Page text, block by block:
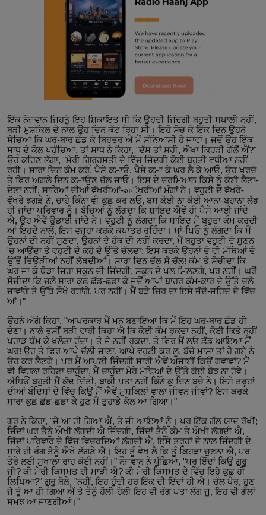
ਇੱਕ ਨੌਜਵਾਨ ਜਿਹਨੂੰ ਇਹ ਸ਼ਿਕਾਇਤ ਸੀ ਕਿ ਉਹਦੀ ਜਿੰਦਗੀ ਬਹੁਤੀ ਸਖਾਲੀ ਨਹੀਂ,
ਬੜੀ ਮੁਸ਼ਕਿਲ ਦੇ ਨਾਲ ਉਹ ਦਿਨ ਕੱਟ ਰਿਹਾ ਸੀ। ਇਹੋ ਸੋਚ ਕੇ ਇੱਕ ਦਿਨ ਉਹਨੇ
ਸੋਚਿਆ ਕਿ ਘਰ-ਬਾਰ ਛੱਡ ਕੇ ਬਿਹਤਰ ਐ ਮੈਂ ਸੰਨਿਆਸੀ ਹੋ ਜਾਵਾਂ। ਜਦੋਂ ਉਹ ਇੱਕ
ਸਾਧੂ ਦੇ ਕੋਲ ਪਹੁੰਚਿਆ, ਤਾਂ ਸਾਧ ਨੇ ਕਿਹਾ, "ਦੱਸ ਤਾਂ ਸਹੀ, ਔਖਾ ਕਿਹੜੀ ਗੱਲੋਂ ਐਂ?"
ਉਹ ਕਹਿਣ ਲੱਗਾ, "ਮੇਰੀ ਗ੍ਰਿਹਸਤੀ ਦੇ ਵਿੱਚ ਜਿੰਦਗੀ ਕੋਈ ਬਹੁਤੀ ਵਧੀਆ ਨਹੀਂ
ਰਹੀ। ਸਾਰਾ ਦਿਨ ਕੰਮ ਕਰੋ, ਪੈਸੇ ਕਮਾਓ, ਪੈਸੇ ਕਮਾ ਕੇ ਘਰ ਲੈ ਕੇ ਆਓ, ਉਹ ਖਰਚੋ
ਤੇ ਫਿਰ ਅਗਲੇ ਦਿਨ ਕਮਾਉਣ ਚੱਲ ਜਾਓ। ਇਸ ਦੇ ਦਰਮਿਆਨ ਕਿਸੇ ਨੂੰ ਕੋਈ ਲੈਣਾ-
ਦੇਣਾ ਨਹੀਂ, ਸਾਰਿਆਂ ਦੀਆਂ ਵੱਖਰੀਆਂ-வੱਖਰੀਆਂ ਮੰਗਾਂ ਨੇ। ਵਹੁਟੀ ਦੇ ਵੱਖਰੇ-
ਵੱਖਰੇ ਝਗੜੇ ਨੇ, ਚਾਹੇ ਕਿੰਨਾ ਵੀ ਕੁਛ ਕਰ ਲਓ, ਬਸ ਕੋਈ ਨਾ ਕੋਈ ਆਨਾ-ਬਹਾਨਾ ਲੱਭ
ਹੀ ਜਾਂਦਾ ਪਰਿਵਾਰ ਨੂੰ। ਬੱਚਿਆਂ ਨੂੰ ਲੱਗਦਾ ਕਿ ਸ਼ਾਇਦ ਐਵੇਂ ਹੀ ਪੈਸੇ ਆਈ ਜਾਂਦੇ
ਐ, ਉਹ ਐਵੇਂ ਉਡਾਈ ਜਾਂਦੇ ਨੇ। ਵਹੁਟੀ ਨੂੰ ਲੱਗਦਾ ਕਿ ਸ਼ਾਇਦ ਮੈਂ ਬਹੁਤਾ ਕੰਮ ਕਰਦੀ
ਆਂ ਇਹਦੇ ਨਾਲੋਂ, ਇਸ ਵਜ੍ਹਾ ਕਰਕੇ ਕਪਾਤਰ ਰਹਿੰਦਾ। ਮਾਂ-ਪਿਓ ਨੂੰ ਲੱਗਦਾ ਕਿ ਮੈਂ
ਉਹਨਾਂ ਦੀ ਨਹੀਂ ਸੁਣਦਾ, ਉਹਨਾਂ ਦੇ ਹੱਕ ਦੀ ਨਹੀਂ ਕਰਦਾ, ਮੈਂ ਬਹੁਤਾ ਵਹੁਟੀ ਦੇ ਸੁਣਨ
'ਚ ਆਉਂਦਾ ਤੇ ਵਹੁਟੀ ਦੇ ਕਹੇ ਦੇ ਉੱਤੇ ਚੱਲਦਾ; ਇਸ ਕਰਕੇ ਉਹਨਾਂ ਦੇ ਵੀ ਮੱਥਿਆਂ ਦੇ
ਉੱਤੋਂ ਤਿਉੜੀਆਂ ਨਹੀਂ ਲੱਥਦੀਆਂ। ਸਾਰਾ ਦਿਨ ਚੱਲ ਸੋ ਚੱਲ! ਕੰਮ ਤੇ ਸੋਚੀਦਾ ਕਿ
ਘਰ ਜਾ ਕੇ ਥੋੜਾ ਜਿਹਾ ਸਕੂਨ ਦੀ ਜਿੰਦਗੀ, ਸਕੂਨ ਦੇ ਪਲ ਮਿਲਣਗੇ, ਪਰ ਨਹੀਂ। ਘਰੋਂ
ਸੋਚੀਦਾ ਕਿ ਚਲੋ ਸਾਰਾ ਕੁਛ ਛੱਡ-ਛਡਾ ਕੇ ਜਦੋਂ ਆਪਾਂ ਬਾਹਰ ਕੰਮ-ਕਾਰ ਦੇ ਉੱਤੇ ਚਲੇ
ਜਾਵਾਂਗੇ ਤੇ ਉੱਥੇ ਸੌਖੇ ਰਹਾਂਗੇ, ਪਰ ਨਹੀਂ। ਮੈਂ ਬੜੇ ਚਿਰ ਦਾ ਇਸੇ ਜੱਦੋ-ਜਹਿਦ ਦੇ ਵਿੱਚ
ਆਂ।"
ਉਹਨੇ ਅੱਗੇ ਕਿਹਾ, "ਆਖਰਕਾਰ ਮੈਂ ਮਨ ਬਣਾਇਆ ਕਿ ਮੈਂ ਇਹ ਘਰ-ਬਾਰ ਛੱਡ ਹੀ
ਦੇਣਾ। ਨਾਲੇ ਤੁਸੀਂ ਬੜੀ ਵਾਰੀ ਕਿਹਾ ਐ ਕਿ ਕੋਈ ਕੰਮ ਰੁਕਦਾ ਨਹੀਂ, ਕੋਈ ਕਿਤੇ ਨਹੀਂ
ਪਹਾੜ ਥੰਮ ਕੇ ਖਲੋਤਾ ਹੁੰਦਾ। ਤੇ ਜੇ ਨਹੀਂ ਰੁਕਦਾ, ਤੇ ਫਿਰ ਮੈਂ ਲਓ ਛੱਡ ਆਇਆ ਮੈਂ
ਘਰ! ਉਹ ਤੇ ਫਿਰ ਆਪੇ ਚੱਲੀ ਜਾਣਾ, ਆਪੇ ਵਹੁਟੀ ਕਰ ਲੂ, ਬੱਚੇ ਮਾਸਾ ਤਾਂ ਹੋ ਗਏ ਨੇ
ਉਹ ਕਰ ਲੈਣਗੇ। ਪਰ ਮੈਂ ਆਪਣੀ ਜਿੰਦਗੀ ਸਾਰੀ ਐਵੇਂ ਅਜਾਈਂ ਕਿਉਂ ਗਵਾਵਾਂ? ਮੈਂ
ਵੀ ਵਿਹਲਾ ਰਹਿਣਾ ਚਾਹੁੰਦਾ, ਮੈਂ ਚਾਹੁੰਦਾ ਮੇਰੇ ਮੋਢਿਆਂ ਦੇ ਉੱਤੇ ਕੋਈ ਬੋਝ ਨਾ ਹੋਵੇ।
ਅੱਧਿਓਂ ਬਹੁਤੀ ਮੈਂ ਕੱਢ ਦਿੱਤੀ, ਬਾਕੀ ਪਤਾ ਨਹੀਂ ਕਿੰਨੇ ਕੁ ਦਿਨ ਬਚੇ ਨੇ। ਇਸੇ ਤਰ੍ਹਾਂ
ਦੀਆਂ ਬੰਦਿਸ਼ਾਂ ਦੇ ਵਿੱਚ ਕਿਉਂ ਮੈਂ ਐਵੇਂ ਮੁਸ਼ਕਿਲਾਂ ਵਾਲਾ ਜੀਵਨ ਜੀਵਾਂ? ਇਸ ਕਰਕੇ
ਸਾਰਾ ਕੁਛ ਛੱਡ-ਛਡਾ ਕੇ ਹੁਣ ਮੈਂ ਤੁਹਾਡੇ ਕੋਲ ਆ ਗਿਆ।"
ਗੁਰੂ ਨੇ ਕਿਹਾ, "ਜੇ ਆ ਹੀ ਗਿਆ ਐਂ, ਤੇ ਜੀ ਆਇਆਂ ਨੂੰ। ਪਰ ਇੱਕ ਗੱਲ ਯਾਦ ਰੱਖੀਂ;
ਜਿੱਦਾਂ ਘਰ ਤੈਨੂੰ ਔਖੀ ਲੱਗਦੀ ਐ ਜਿੰਦਗੀ, ਜਿੱਦਾਂ ਤੈਨੂੰ ਕੰਮ ਤੇ ਔਖੀ ਲੱਗਦੀ ਐ,
ਜਿੱਦਾਂ ਪਰਿਵਾਰ ਦੇ ਵਿੱਚ ਵਿਚਰਦਿਆਂ ਲੱਗਦੀ ਐ, ਇਸੇ ਤਰ੍ਹਾਂ ਦੇ ਨਾਲ ਜਿੰਦਗੀ ਦੇ
ਸਾਰੇ ਹੀ ਰੰਗ ਤੈਨੂੰ ਔਖੇ ਲੱਗਣੇ ਐ। ਇਹ ਤੂੰ ਵੇਖ ਲੈ ਕਿ ਤੂੰ ਕਿਹੜਾ ਚੁਣਨਾ ਐ, ਪਰ
ਤੇਰੇ ਲਈ ਸੁਖਾਲਾ ਰਾਹ ਕੋਈ ਨਹੀਂ।" ਨੌਜਵਾਨ ਨੇ ਪੁੱਛਿਆ, "ਪਰ ਇੱਦਾਂ ਕਿਉਂ ਗੁਰੂ
ਜੀ? ਕੀ ਮੇਰੀ ਕਿਸਮਤ ਹੀ ਮਾੜੀ ਐ? ਕੀ ਮੇਰੀ ਕਿਸਮਤ ਦੇ ਵਿੱਚ ਇਹੋ ਕੁਛ ਹੀ
ਲਿਖਿਆ?" ਗੁਰੂ ਬੋਲੇ, "ਨਹੀਂ, ਇਹ ਹੁੰਦੀ ਹਰ ਇੱਕ ਦੀ ਇੱਦਾਂ ਹੀ ਐ। ਚੱਲ ਖੈਰ, ਹੁਣ
ਜੇ ਤੂੰ ਆ ਹੀ ਗਿਆ ਐਂ ਤੇ ਤੈਨੂੰ ਹੌਲੀ-ਹੌਲੀ ਇਹ ਵੀ ਰੰਗ ਪਤਾ ਲੱਗ ਜੂ, ਇਹ ਵੀ ਗੱਲਾਂ
ਸਮਝ ਆ ਜਾਣਗੀਆਂ।"